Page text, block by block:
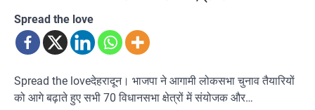
Spread the love
Spread the loveदेहरादून। भाजपा ने आगामी लोकसभा चुनाव तैयारियों
को आगे बढ़ाते हुए सभी 70 विधानसभा क्षेत्रों में संयोजक और…